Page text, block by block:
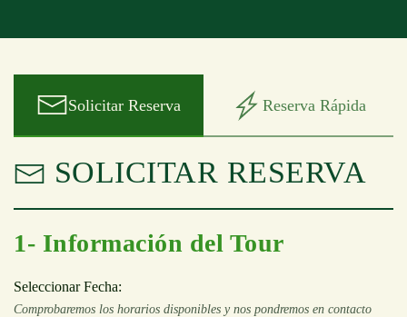
Solicitar Reserva Reserva Rápida
SOLICITAR RESERVA
1- Información del Tour
Seleccionar Fecha:
Comprobaremos los horarios disponibles y nos pondremos en contacto